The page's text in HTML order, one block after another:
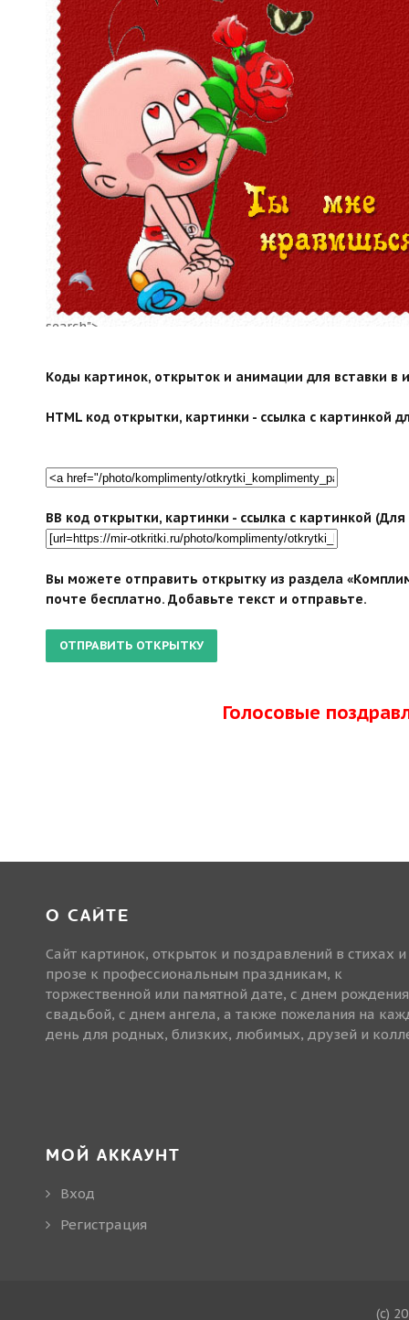
search">
Коды картинок, открыток и анимации для вставки в
HTML код открытки, картинки - ссылка с картинкой
BB код открытки, картинки - ссылка с картинкой
Вы можете отправить открытку из раздела
почте бесплатно. Добавьте текст и отправьте.
Голосовые
О САЙТЕ
Сайт картинок, открыток и поздравлений в стихах и
прозе к профессиональным праздникам, к
торжественной или памятной дате, с днем
свадьбой, с днем ангела, а также пожелания на
день для родных, близких, любимых, друзей и
МОЙ АККАУНТ
Вход
Регистрация
(c)